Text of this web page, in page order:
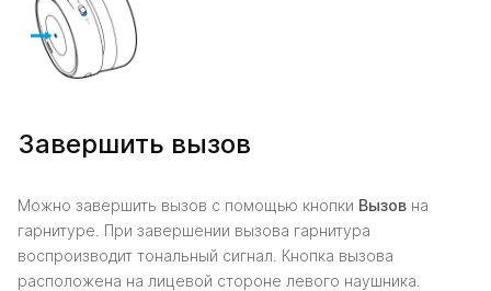
Завершить вызов
Можно завершить вызов с помощью кнопки Вызов на
гарнитуре. При завершении вызова гарнитура
воспроизводит тональный сигнал. Кнопка вызова
расположена на лицевой стороне левого наушника.